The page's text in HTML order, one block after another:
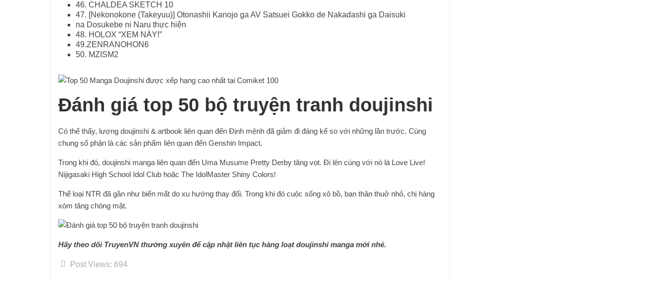
46. ​​CHALDEA SKETCH 10
47. [Nekonokone (Takeyuu)] Otonashii Kanojo ga AV Satsuei Gokko de Nakadashi ga Daisuki
na Dosukebe ni Naru thực hiện
48. HOLOX “XEM NÀY!”
49.ZENRANOHON6
50. MZISM2
Đánh giá top 50 bộ truyện tranh doujinshi
Có thể thấy, lượng doujinshi & artbook liên quan đến Định mệnh đã giảm đi đáng kể so với những lần trước. Cùng
chung số phận là các sản phẩm liên quan đến Genshin Impact.
Trong khi đó, doujinshi manga liên quan đến Uma Musume Pretty Derby tăng vọt. Đi lên cùng với nó là Love Live!
Nijigasaki High School Idol Club hoặc The IdolMaster Shiny Colors!
Thể loại NTR đã gần như biến mất do xu hướng thay đổi. Trong khi đó cuộc sống xô bồ, bạn thân thuở nhỏ, chị hàng
xóm tăng chóng mặt.
Hãy theo dõi TruyenVN thường xuyên để cập nhật liên tục hàng loạt doujinshi manga mới nhé.
Post Views: 694